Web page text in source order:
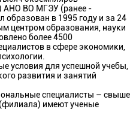
АНО ВО МГЭУ (ранее -
в 1995 году и за 24
центром образования, науки
более 4500
в сфере экономики,
условия для успешной учебы,
развития и занятий
специалисты – свыше
(филиала) имеют ученые